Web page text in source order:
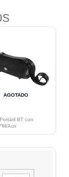
AGOTADO
BT con
Aux